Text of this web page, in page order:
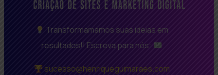
Transformamamos suas ideias em
resultados!! Escreva para nós:
sucesso@henriqueguimaraes.com